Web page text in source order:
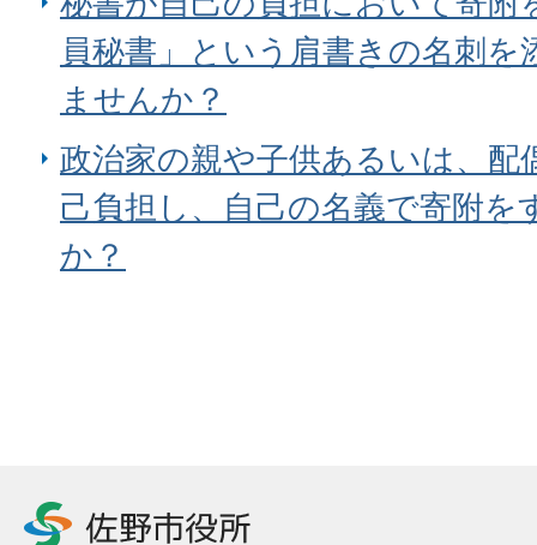
員秘書」という肩書きの名刺
ませんか？
政治家の親や子供あるいは、配
己負担し、自己の名義で寄附
か？